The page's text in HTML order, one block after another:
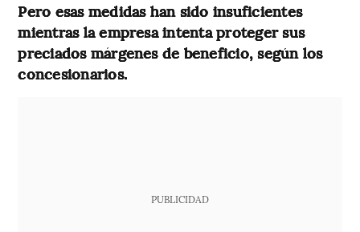
Pero esas medidas han sido insuficientes
mientras la empresa intenta proteger sus
preciados márgenes de beneficio, según los
concesionarios.
PUBLICIDAD